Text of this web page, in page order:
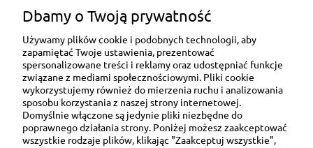
Ul. Brukowa 6/8 lok. 57/58
91-341 Łódź
Dbamy o Twoją prywatność
Używamy plików cookie i podobnych technologii, aby
zapamiętać Twoje ustawienia, prezentować
spersonalizowane treści i reklamy oraz udostępniać funkcje
związane z mediami społecznościowymi. Pliki cookie
wykorzystujemy również do mierzenia ruchu i analizowania
sposobu korzystania z naszej strony internetowej.
Domyślnie włączone są jedynie pliki niezbędne do
poprawnego działania strony. Poniżej możesz zaakceptować
wszystkie rodzaje plików, klikając "Zaakceptuj wszystkie",